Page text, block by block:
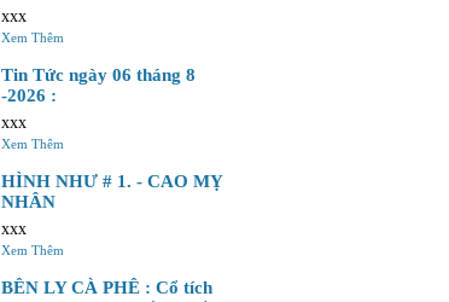
xxx
Xem Thêm
Tin Tức ngày 06 tháng 8
-2026 :
xxx
Xem Thêm
HÌNH NHƯ # 1. - CAO MỴ
NHÂN
xxx
Xem Thêm
BÊN LY CÀ PHÊ : Cổ tích